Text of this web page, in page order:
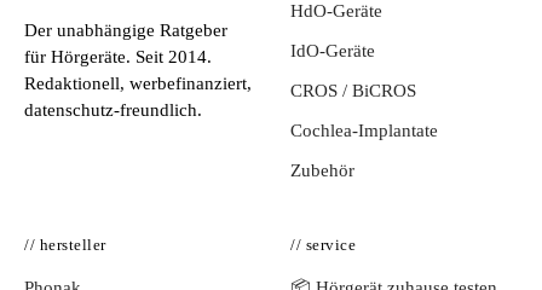
Der unabhängige Ratgeber
für Hörgeräte. Seit 2014.
Redaktionell, werbefinanziert,
datenschutz-freundlich.
HdO-Geräte
IdO-Geräte
CROS / BiCROS
Cochlea-Implantate
Zubehör
// hersteller // service